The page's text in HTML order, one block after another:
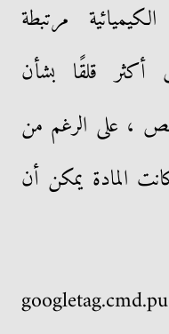
مرتبطة
أكثر قلقًا بشأن
، على الرغم من
المادة يمكن أن